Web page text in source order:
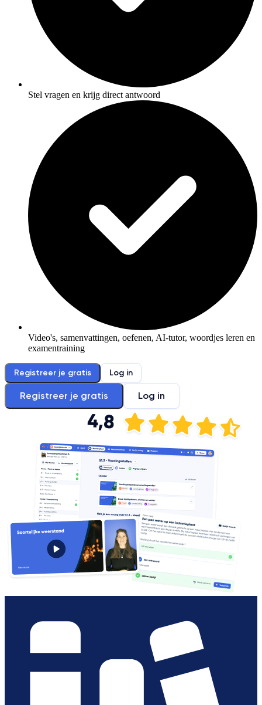
Stel vragen en krijg direct antwoord
Video's, samenvattingen, oefenen, AI-tutor, woordjes leren en
examentraining
Registreer je gratis Log in
Registreer je gratis Log in